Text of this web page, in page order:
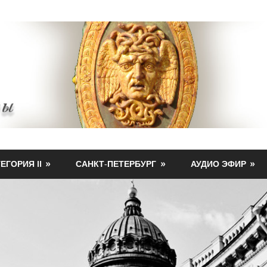
II САНКТ-ПЕТЕРБУРГ АУДИО ЭФИР